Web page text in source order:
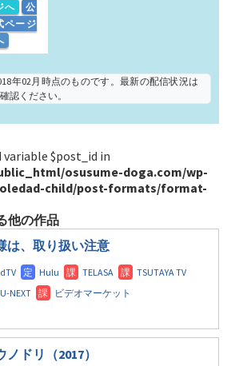
へ
公
ページ
年02月時点のものです。最新の配信状況は
認ください。
variable $post_id in
osusume-doga.com/wp-
child/post-formats/format-
他の作品
osusume-
は、取り扱い注意
ノドリ（2017）